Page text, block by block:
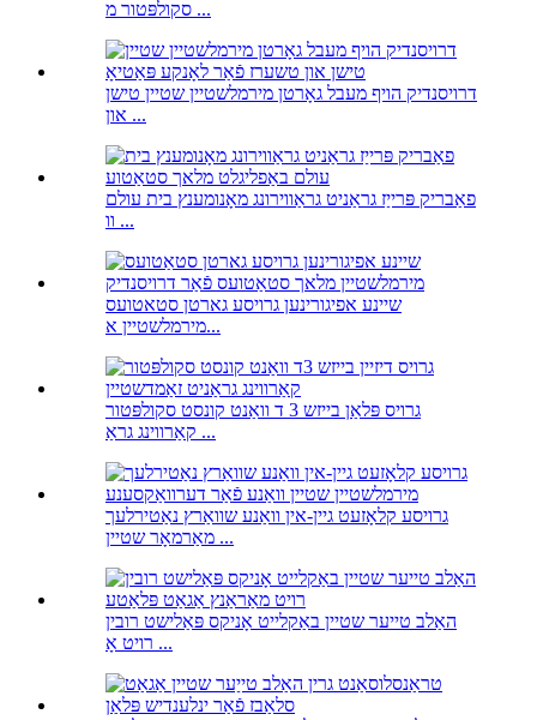
סקולפּטור מ ...
דרויסנדיק הויף מעבל גאָרטן מירמלשטיין שטיין טישן
און ...
פאַבריק פּרייַז גראַניט גראַווירונג מאָנומענץ בית עולם
וו ...
שיינע אפיגורינען גרויסע גארטן סטאטועס
מירמלשטיין א...
גרויס פּלאַן בייזש 3 ד וואַנט קונסט סקולפּטור
קאַרווינג גראַ ...
גרויסע קלאָזעט גיין-אין וואַנע שוואַרץ נאַטירלעך
מאַרמאָר שטיין ...
האַלב טייער שטיין באַקלייט אָניקס פּאַלישט רובין
רויט אָ ...